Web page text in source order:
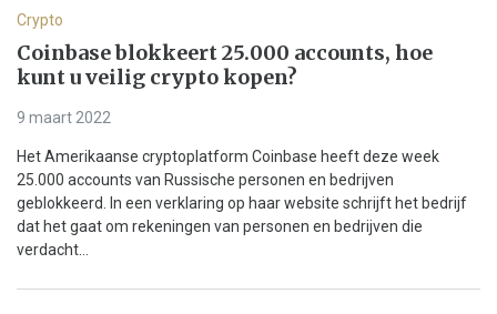
Crypto
Coinbase blokkeert 25.000 accounts, hoe
kunt u veilig crypto kopen?
9 maart 2022
Het Amerikaanse cryptoplatform Coinbase heeft deze week
25.000 accounts van Russische personen en bedrijven
geblokkeerd. In een verklaring op haar website schrijft het bedrijf
dat het gaat om rekeningen van personen en bedrijven die
verdacht...